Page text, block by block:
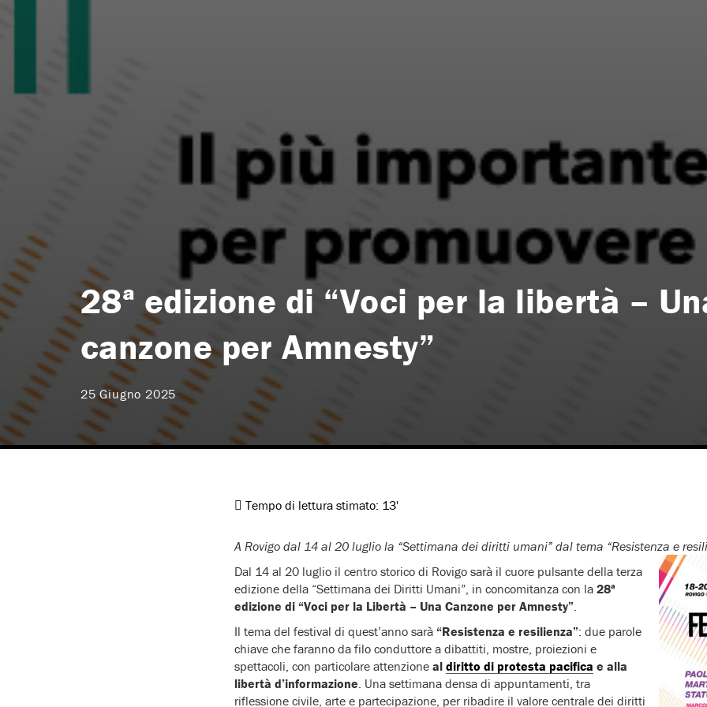
28ª edizione di “Voci per la libertà –
canzone per Amnesty”
25 Giugno 2025
Tempo di lettura stimato: 13'
A Rovigo dal 14 al 20 luglio la “Settimana dei diritti umani” dal tema “Resistenza e
Dal 14 al 20 luglio il centro storico di Rovigo sarà il cuore pulsante della terza
edizione della “Settimana dei Diritti Umani”, in concomitanza con la 28ª
edizione di “Voci per la Libertà – Una Canzone per Amnesty”.
Il tema del festival di quest’anno sarà “Resistenza e resilienza”: due parole
chiave che faranno da filo conduttore a dibattiti, mostre, proiezioni e
spettacoli, con particolare attenzione al diritto di protesta pacifica e alla
libertà d’informazione. Una settimana densa di appuntamenti, tra
riflessione civile, arte e partecipazione, per ribadire il valore centrale dei diritti